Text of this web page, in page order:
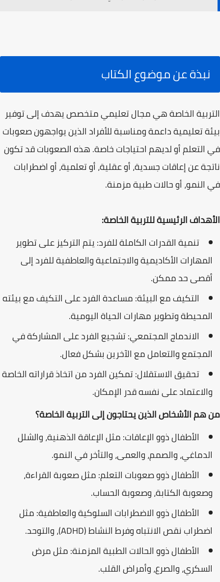
نبذة عن موضوع الكتاب
التربية الخاصة هي مجال تعليمي متخصص يهدف إلى توفير
بيئة تعليمية داعمة ومناسبة للأفراد الذين يواجهون صعوبات
في التعلم أو لديهم احتياجات خاصة. هذه الصعوبات قد تكون
ناتجة عن إعاقات جسدية، أو عقلية، أو تعلمية، أو اضطرابات
في النمو، أو حالات طبية مزمنة.
الأهداف الرئيسية للتربية الخاصة:
تنمية القدرات الكاملة للفرد: يتم التركيز على تطوير
المهارات الأكاديمية والاجتماعية والعاطفية للفرد إلى
أقصى حد ممكن.
التكيف مع البيئة: مساعدة الفرد على التكيف مع بيئته
المحيطة وتطوير مهارات الحياة اليومية.
الاندماج المجتمعي: تشجيع الفرد على المشاركة في
المجتمع والتعامل مع الآخرين بشكل فعال.
تحقيق الاستقلال: تمكين الفرد من اتخاذ قراراته الخاصة
والاعتماد على نفسه قدر الإمكان.
من هم الأشخاص الذين يحتاجون إلى التربية الخاصة؟
الأطفال ذوو الإعاقات: مثل الإعاقة الذهنية، والشلل
الدماغي، والصمم، والعمى، والتأخر في النمو.
الأطفال ذوو صعوبات التعلم: مثل صعوبة القراءة،
وصعوبة الكتابة، وصعوبة الحساب.
الأطفال ذوو الاضطرابات السلوكية والعاطفية: مثل
اضطراب نقص الانتباه وفرط النشاط (ADHD)، والتوحد.
الأطفال ذوو الحالات الطبية المزمنة: مثل مرض
السكري، والصرع، وأمراض القلب.